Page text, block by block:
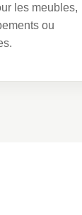
les meubles,
ou